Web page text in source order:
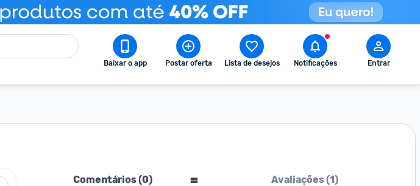
Baixar o app Postar oferta Lista de desejos Notificações Entrar
Comentários (0) Avaliações (1)